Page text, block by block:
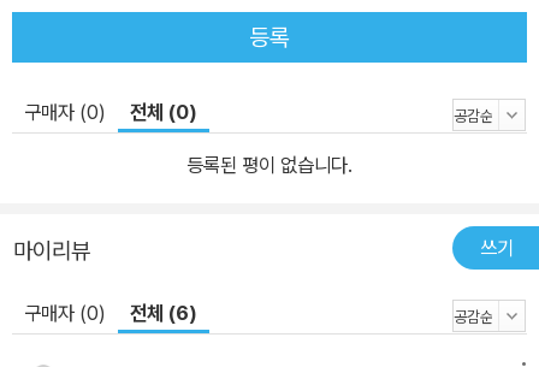
등록
구매자 (0) 전체 (0)
등록된 평이 없습니다.
마이리뷰 쓰기
구매자 (0) 전체 (6)